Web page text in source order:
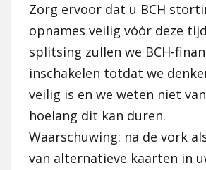
Zorg ervoor dat u BCH
opnames veilig vóór deze
splitsing zullen we BCH-
inschakelen totdat we
veilig is en we weten niet
hoelang dit kan duren.
Waarschuwing: na de vork
van alternatieve kaarten in